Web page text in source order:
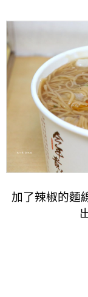
加了辣椒的麵